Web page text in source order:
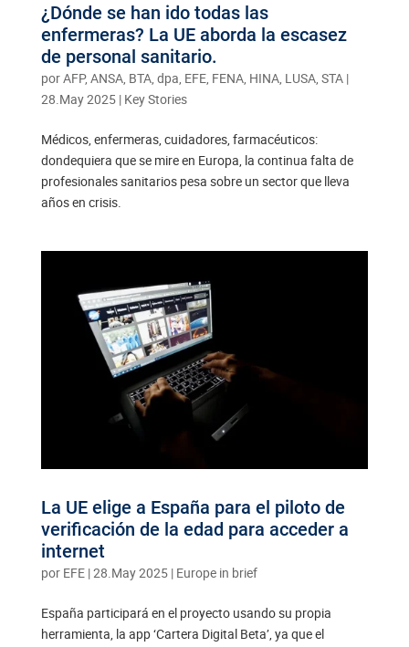
¿Dónde se han ido todas las
enfermeras? La UE aborda la escasez
de personal sanitario.
porAFP, ANSA, BTA, dpa, EFE, FENA, HINA, LUSA, STA |
28.May 2025| Key Stories
Médicos, enfermeras, cuidadores, farmacéuticos:
dondequiera que se mire en Europa, la continua falta de
profesionales sanitarios pesa sobre un sector que lleva
años en crisis.
La UE elige a España para el piloto de
verificación de la edad para acceder a
internet
por EFE|28.May 2025| Europe in brief
España participará en el proyecto usando su propia
herramienta, la app ‘Cartera Digital Beta’, ya que el